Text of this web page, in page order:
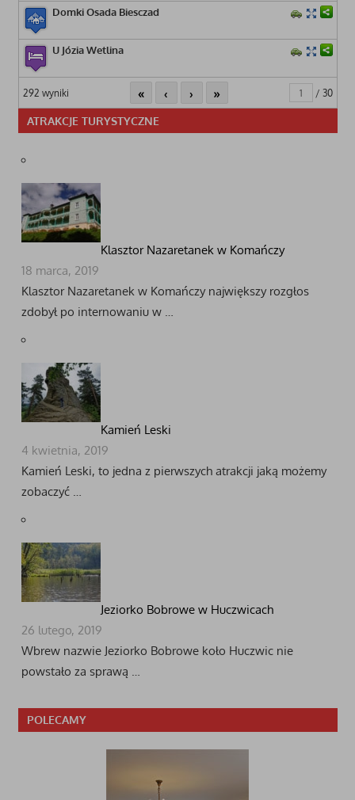
Domki Osada Biesczad
U Józia Wetlina
292 wyniki « ‹ › » / 30
ATRAKCJE TURYSTYCZNE
Klasztor Nazaretanek w Komańczy
18 marca, 2019
Klasztor Nazaretanek w Komańczy największy rozgłos
zdobył po internowaniu w …
Kamień Leski
4 kwietnia, 2019
Kamień Leski, to jedna z pierwszych atrakcji jaką możemy
zobaczyć …
Jeziorko Bobrowe w Huczwicach
26 lutego, 2019
Wbrew nazwie Jeziorko Bobrowe koło Huczwic nie
powstało za sprawą …
POLECAMY